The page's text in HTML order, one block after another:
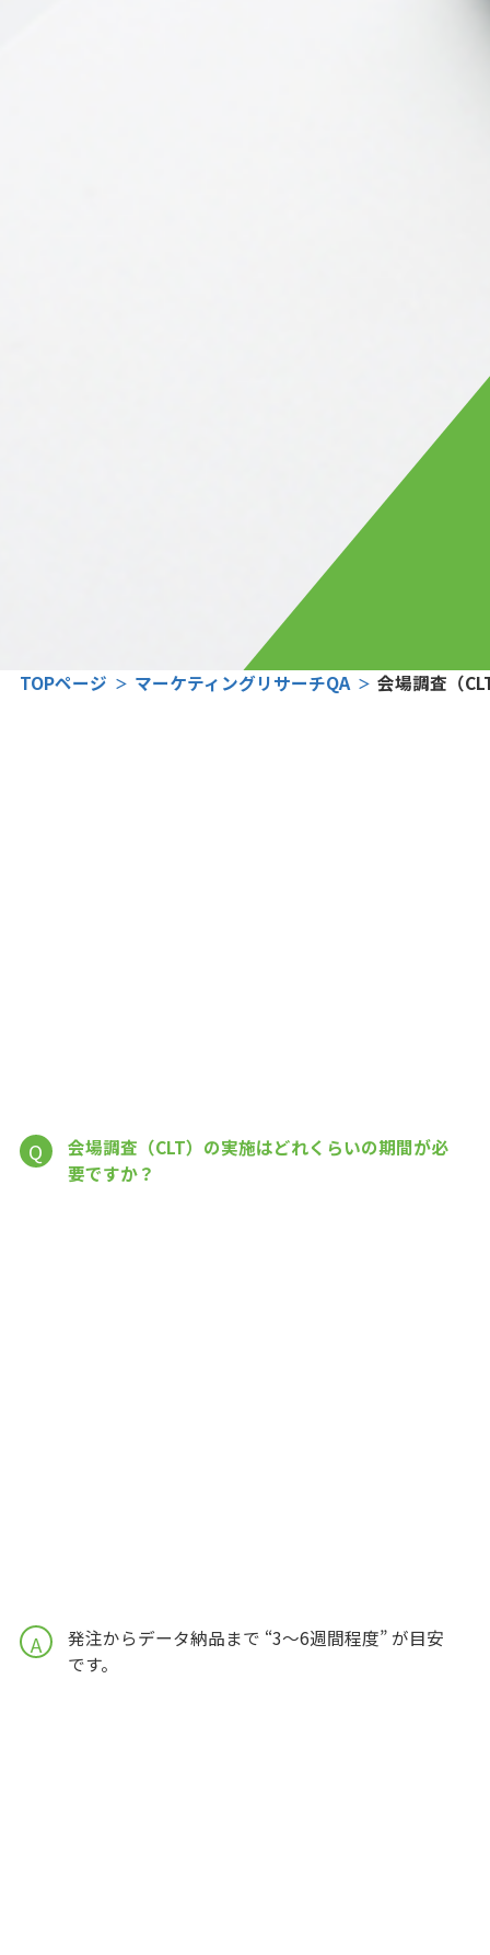
TOPページ マーケティングリサーチQA 会場調査（
Q
会場調査（CLT）の実施はどれくらいの期間が必
要ですか？
A
発注からデータ納品まで “3〜6週間程度” が目安
です。